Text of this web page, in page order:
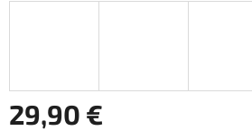
29,90 €